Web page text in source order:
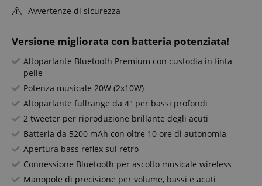
Versione migliorata con batteria potenziata!
Altoparlante Bluetooth Premium con custodia in finta
pelle
Potenza musicale 20W (2x10W)
Altoparlante fullrange da 4" per bassi profondi
2 tweeter per riproduzione brillante degli acuti
Batteria da 5200 mAh con oltre 10 ore di autonomia
Apertura bass reflex sul retro
Connessione Bluetooth per ascolto musicale wireless
Manopole di precisione per volume, bassi e acuti
Avvertenze di sicurezza